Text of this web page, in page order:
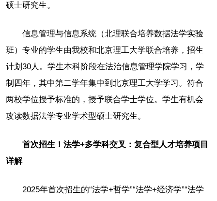
硕士研究生。
信息管理与信息系统（北理联合培养数据法学实验
班）专业的学生由我校和北京理工大学联合培养，招生
计划30人。学生本科阶段在法治信息管理学院学习，学
制四年，其中第二学年集中到北京理工大学学习。符合
两校学位授予标准的，授予联合学士学位。学生有机会
攻读数据法学专业学术型硕士研究生。
首次招生！法学+多学科交叉：复合型人才培养项目
详解
2025年首次招生的“法学+哲学”“法学+经济学”“法学